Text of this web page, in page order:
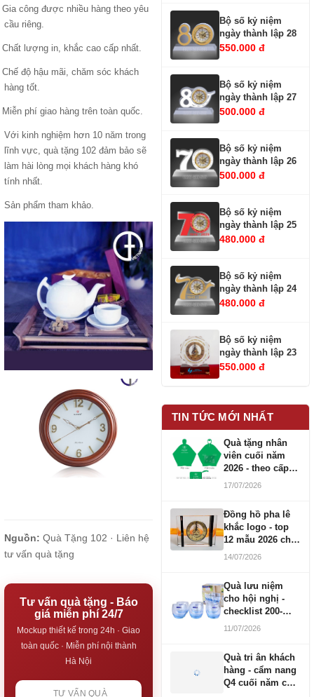
Gia công được nhiều hàng theo yêu
cầu riêng.
Chất lượng in, khắc cao cấp nhất.
Chế độ hậu mãi, chăm sóc khách
hàng tốt.
Miễn phí giao hàng trên toàn quốc.
Với kinh nghiệm hơn 10 năm trong
lĩnh vực, quà tặng 102 đảm bảo sẽ
làm hài lòng mọi khách hàng khó
tính nhất.
Sản phẩm tham khảo.
Nguồn: Quà Tặng 102 · Liên hệ
tư vấn quà tặng
Tư vấn quà tặng - Báo
giá miễn phí 24/7
Mockup thiết kế trong 24h · Giao
toàn quốc · Miễn phí nội thành
Hà Nội
TƯ VẤN QUÀ
Bộ số kỷ niệm
ngày thành lập 28
550.000 đ
Bộ số kỷ niệm
ngày thành lập 27
500.000 đ
Bộ số kỷ niệm
ngày thành lập 26
500.000 đ
Bộ số kỷ niệm
ngày thành lập 25
480.000 đ
Bộ số kỷ niệm
ngày thành lập 24
480.000 đ
Bộ số kỷ niệm
ngày thành lập 23
550.000 đ
TIN TỨC MỚI NHẤT
Quà tặng nhân
viên cuối năm
2026 - theo cấp
bậc CBNV
17/07/2026
Đồng hồ pha lê
khắc logo - top
12 mẫu 2026 cho
doanh nghiệp
14/07/2026
Quà lưu niệm
cho hội nghị -
checklist 200-
1000 người
11/07/2026
Quà tri ân khách
hàng - cẩm nang
Q4 cuối năm cho